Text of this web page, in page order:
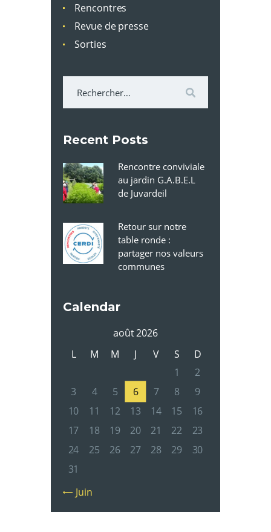
Rencontres
Revue de presse
Sorties
Recent Posts
Rencontre conviviale
au jardin G.A.B.E.L
de Juvardeil
Retour sur notre
table ronde :
partager nos valeurs
communes
Calendar
août 2026
L
M M J V S
D
1
2
3
4 5 6 7 8
9
10
11 12 13 14 15
16
17
18 19 20 21 22
23
24
25 26 27 28 29
30
31
« Juin